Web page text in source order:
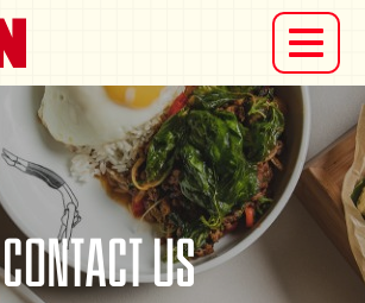
דלג לסרגל הניווט
דלג לתוכן
CONTACT US